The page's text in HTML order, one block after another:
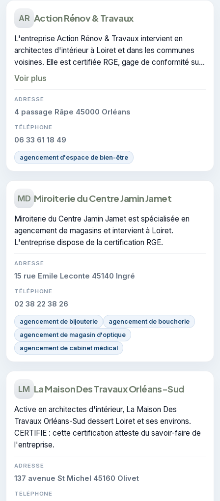
AR Action Rénov & Travaux
L'entreprise Action Rénov & Travaux intervient en
architectes d'intérieur à Loiret et dans les communes
voisines. Elle est certifiée RGE, gage de conformité sur
les interventions réalisées.
Voir plus
ADRESSE
4 passage Râpe 45000 Orléans
TÉLÉPHONE
06 33 61 18 49
agencement d'espace de bien-être
MD Miroiterie du Centre Jamin Jamet
Miroiterie du Centre Jamin Jamet est spécialisée en
agencement de magasins et intervient à Loiret.
L'entreprise dispose de la certification RGE.
ADRESSE
15 rue Emile Leconte 45140 Ingré
TÉLÉPHONE
02 38 22 38 26
agencement de bijouterie
agencement de boucherie
agencement de magasin d'optique
agencement de cabinet médical
LM La Maison Des Travaux Orléans-Sud
Active en architectes d'intérieur, La Maison Des
Travaux Orléans-Sud dessert Loiret et ses environs.
CERTIFIE : cette certification atteste du savoir-faire de
l'entreprise.
ADRESSE
137 avenue St Michel 45160 Olivet
TÉLÉPHONE